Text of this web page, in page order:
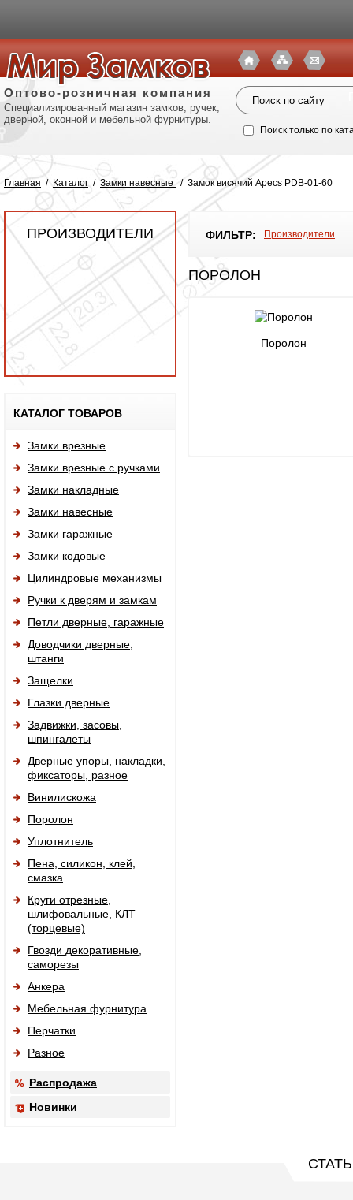
Оптово-розничная компания
Специализированный магазин замков, ручек,
дверной, оконной и мебельной фурнитуры.
Поиск только по
Главная / Каталог / Замки навесные / Замок висячий Apecs PDB-01-60
ПРОИЗВОДИТЕЛИ
КАТАЛОГ ТОВАРОВ
Замки врезные
Замки врезные с ручками
Замки накладные
Замки навесные
Замки гаражные
Замки кодовые
Цилиндровые механизмы
Ручки к дверям и замкам
Петли дверные, гаражные
Доводчики дверные,
штанги
Защелки
Глазки дверные
Задвижки, засовы,
шпингалеты
Дверные упоры, накладки,
фиксаторы, разное
Винилискожа
Поролон
Уплотнитель
Пена, силикон, клей,
смазка
Круги отрезные,
шлифовальные, КЛТ
(торцевые)
Гвозди декоративные,
саморезы
Анкера
Мебельная фурнитура
Перчатки
Разное
Распродажа
Новинки
ФИЛЬТР: Производители
ПОРОЛОН
Поролон